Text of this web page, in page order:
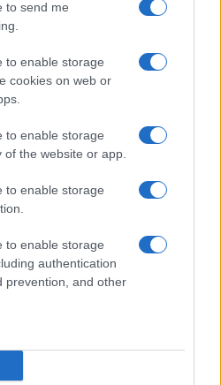
to send me
to enable storage
cookies on web or
to enable storage
the website or app.
to enable storage
to enable storage
authentication
prevention, and other